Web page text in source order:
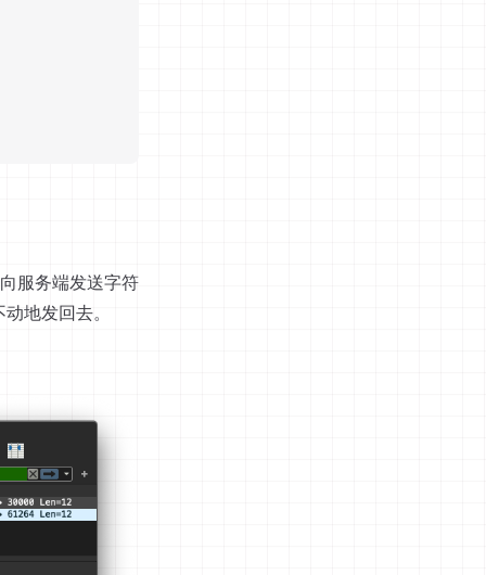
服务端发送字符
地发回去。